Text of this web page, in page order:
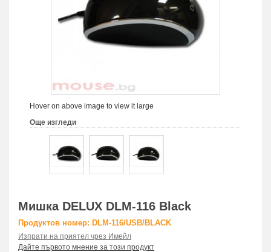
Hover on above image to view it large
Още изгледи
Мишка DELUX DLM-116 Black
Продуктов номер: DLM-116/USB/BLACK
Изпрати на приятел чрез Имейл
Дайте първото мнение за този продукт